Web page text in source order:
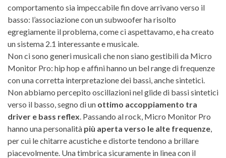
comportamento sia impeccabile fin dove arrivano verso il
basso: l’associazione con un subwoofer ha risolto
egregiamente il problema, come ci aspettavamo, e ha creato
un sistema 2.1 interessante e musicale.
Non ci sono generi musicali che non siano gestibili da Micro
Monitor Pro: hip hop e affini hanno un bel range di frequenze
con una corretta interpretazione dei bassi, anche sintetici.
Non abbiamo percepito oscillazioni nel glide di bassi sintetici
verso il basso, segno di un ottimo accoppiamento tra
driver e bass reflex . Passando al rock, Micro Monitor Pro
hanno una personalità più aperta verso le alte frequenze
per cui le chitarre acustiche e distorte tendono a brillare
piacevolmente. Una timbrica sicuramente in linea con il